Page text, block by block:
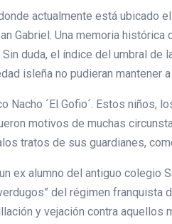
actualmente está ubicado
Gabriel. Una memoria
duda, el índice del umbral
isleña no pudieran mantener
Nacho ´El Gofio´. Estos
motivos de muchas
tratos de sus guardianes,
ex alumno del antiguo colegio
del régimen
y vejación contra aquellos